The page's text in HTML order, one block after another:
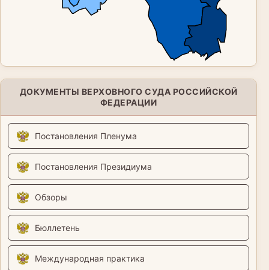
ДОКУМЕНТЫ ВЕРХОВНОГО СУДА РОССИЙСКОЙ
ФЕДЕРАЦИИ
Постановления Пленума
Постановления Президиума
Обзоры
Бюллетень
Международная практика